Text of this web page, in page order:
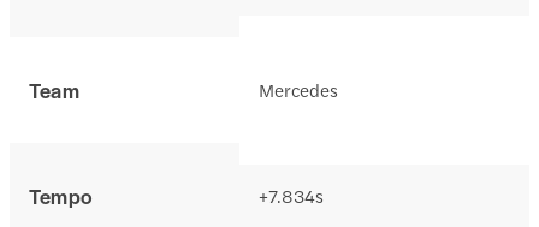
Team
Tempo
Mercedes
+7.834s